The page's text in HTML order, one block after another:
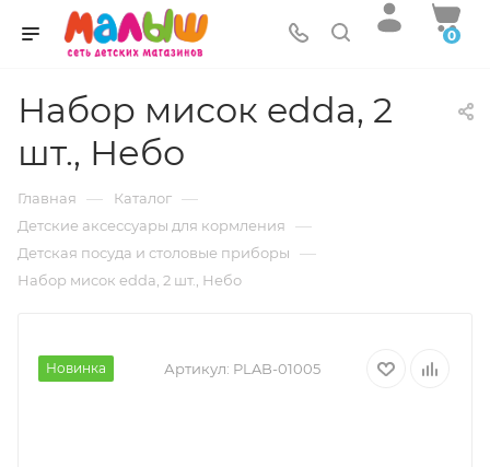
0
Набор мисок edda, 2
шт., Небо
Главная — Каталог —
Детские аксессуары для кормления —
Детская посуда и столовые приборы —
Набор мисок edda, 2 шт., Небо
Новинка Артикул: PLAB-01005